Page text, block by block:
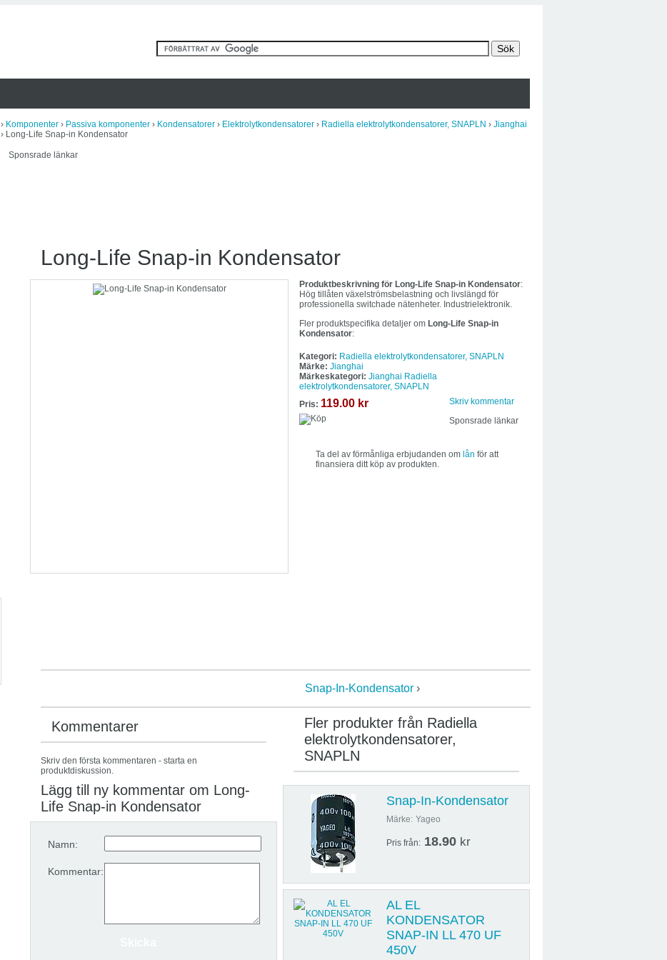
› Komponenter › Passiva komponenter › Kondensatorer › Elektrolytkondensatorer › Radiella elektrolytkondensatorer, SNAPLN › Jianghai
› Long-Life Snap-in Kondensator
Sponsrade länkar
Long-Life Snap-in Kondensator
Produktbeskrivning för Long-Life Snap-in Kondensator:
Hög tillåten växelströmsbelastning och livslängd för
professionella switchade nätenheter. Industrielektronik.
Fler produktspecifika detaljer om Long-Life Snap-in
Kondensator:
Kategori: Radiella elektrolytkondensatorer, SNAPLN
Märke: Jianghai
Märkeskategori: Jianghai Radiella
elektrolytkondensatorer, SNAPLN
Pris: 119.00 kr Skriv kommentar
Ta del av förmånliga erbjudanden om lån för att
finansiera ditt köp av produkten.
Sponsrade länkar
Snap-In-Kondensator›
Fler produkter från Radiella
elektrolytkondensatorer,
SNAPLN
Snap-In-Kondensator
Märke: Yageo
Pris från: 18.90 kr
AL EL
KONDENSATOR
SNAP-IN LL 470 UF
450V
Kommentarer
Skriv den första kommentaren - starta en
produktdiskussion.
Lägg till ny kommentar om Long-
Life Snap-in Kondensator
Namn:
Kommentar: